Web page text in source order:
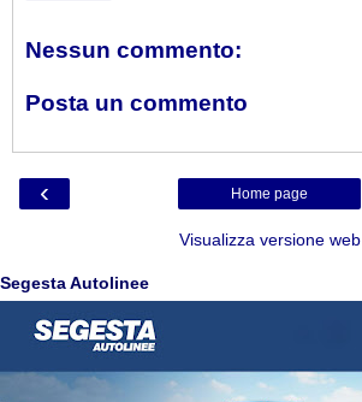
Nessun commento:
Posta un commento
‹ Home page
Visualizza versione web
Segesta Autolinee